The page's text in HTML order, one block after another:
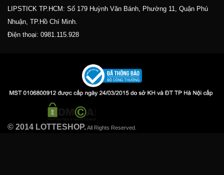
LIPSTICK TP.HCM: Số 179 Huỳnh Văn Bánh, Phường 11, Quận Phú
Nhuận, TP.Hồ Chí Minh.
Điện thoại: 0981.115.928
© 2014 LOTTESHOP.All Rights Reserved.